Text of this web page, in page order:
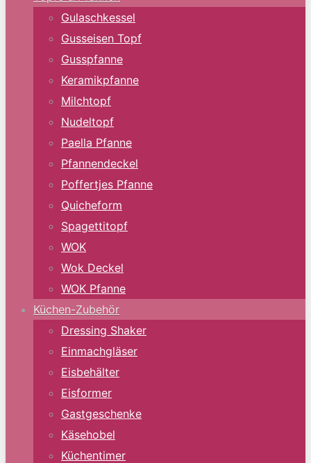
Gulaschkessel
Gusseisen Topf
Gusspfanne
Keramikpfanne
Milchtopf
Nudeltopf
Paella Pfanne
Pfannendeckel
Poffertjes Pfanne
Quicheform
Spagettitopf
WOK
Wok Deckel
WOK Pfanne
Küchen-Zubehör
Dressing Shaker
Einmachgläser
Eisbehälter
Eisformer
Gastgeschenke
Käsehobel
Küchentimer